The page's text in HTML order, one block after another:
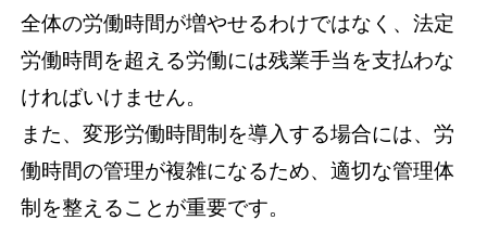
全体の労働時間が増やせるわけではなく、法定
労働時間を超える労働には残業手当を支払わな
ければいけません。
また、変形労働時間制を導入する場合には、労
働時間の管理が複雑になるため、適切な管理体
制を整えることが重要です。